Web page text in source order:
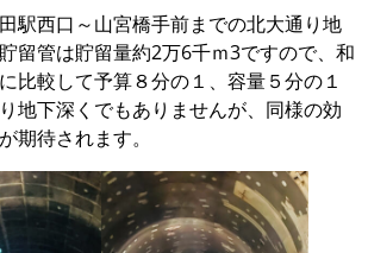
駅西口～山宮橋手前までの北大通り地
留管は貯留量約2万6千ｍ3ですので、和
比較して予算８分の１、容量５分の１
地下深くでもありませんが、同様の効
期待されます。